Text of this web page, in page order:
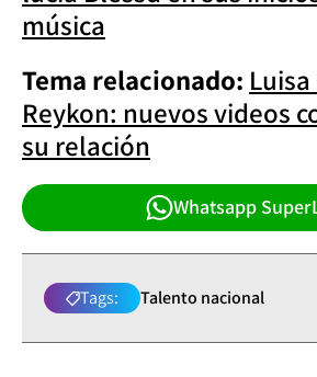
música
Tema relacionado:
Reykon: nuevos videos
su relación
Whatsapp
Tags: Talento nacional